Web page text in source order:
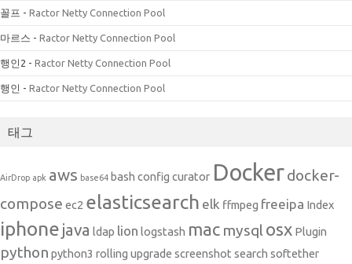
꼴프 - Ractor Netty Connection Pool
마르스 - Ractor Netty Connection Pool
행인2 - Ractor Netty Connection Pool
행인 - Ractor Netty Connection Pool
태그
AirDrop apk aws base64 bash config curator Dockerdocker-
compose ec2 elasticsearch elk ffmpeg freeipa Index
iphone java ldap lion logstash mac mysql osx Plugin
python python3 rolling upgrade screenshot search softether